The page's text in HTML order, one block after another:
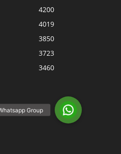
4200
4019
3850
3723
3460